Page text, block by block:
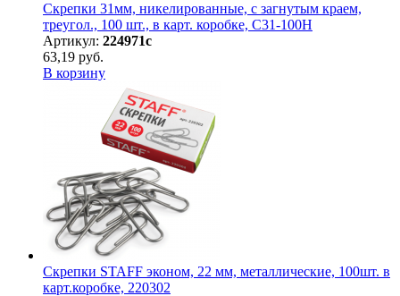
Скрепки 31мм, никелированные, с загнутым краем,
треугол., 100 шт., в карт. коробке, С31-100Н
Артикул: 224971с
63,19 руб.
В корзину
Скрепки STAFF эконом, 22 мм, металлические, 100шт. в
карт.коробке, 220302